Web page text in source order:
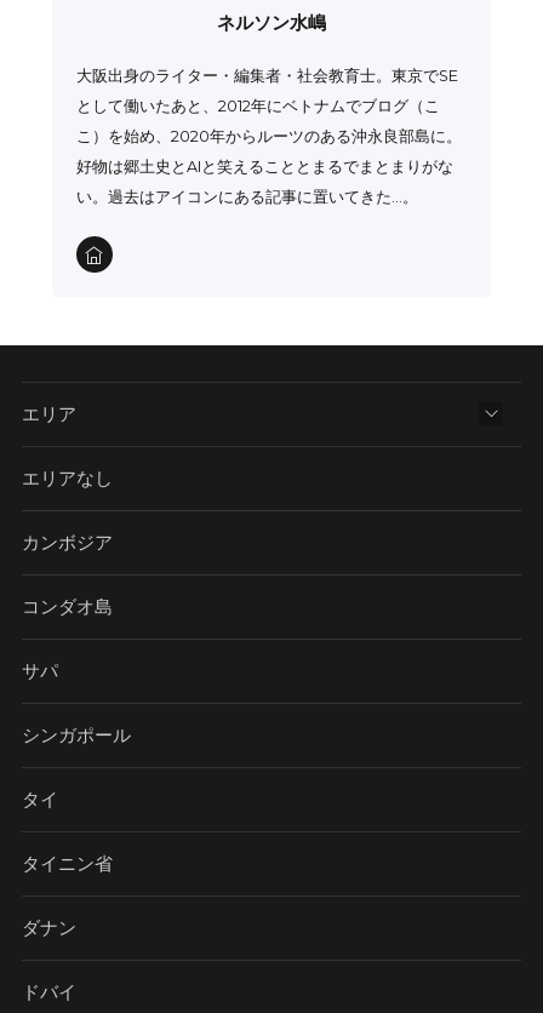
ネルソン水嶋
大阪出身のライター・編集者・社会教育士。東京でSE
として働いたあと、2012年にベトナムでブログ（こ
こ）を始め、2020年からルーツのある沖永良部島に。
好物は郷土史とAIと笑えることとまるでまとまりがな
い。過去はアイコンにある記事に置いてきた…。
エリア
エリアなし
カンボジア
コンダオ島
サパ
シンガポール
タイ
タイニン省
ダナン
ドバイ